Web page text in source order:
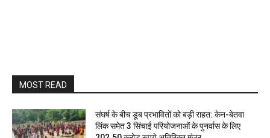
MOST READ
संघर्ष के बीच डूब प्रभावितों को बड़ी राहत: केन-बेतवा
लिंक समेत 3 सिंचाई परियोजनाओं के पुनर्वास के लिए